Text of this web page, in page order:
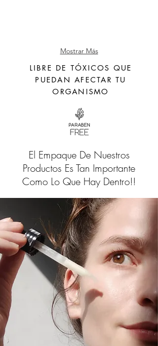
Mostrar Más
LIBRE DE TÓXICOS QUE
PUEDAN AFECTAR TU
ORGANISMO
El Empaque De Nuestros
Productos Es Tan Importante
Como Lo Que Hay Dentro!!